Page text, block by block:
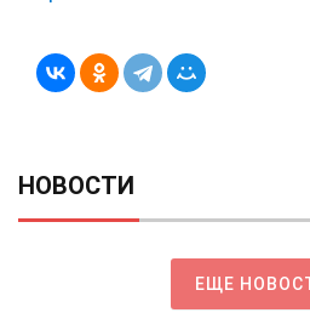
НОВОСТИ
ЕЩЕ